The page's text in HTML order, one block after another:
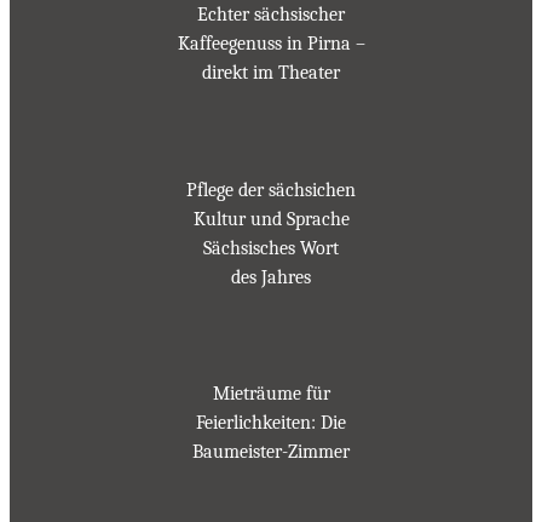
Echter sächsischer
Kaffeegenuss in Pirna –
direkt im Theater
Pflege der sächsichen
Kultur und Sprache
Sächsisches Wort
des Jahres
Mieträume für
Feierlichkeiten: Die
Baumeister-Zimmer